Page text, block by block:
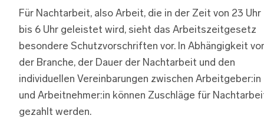
Für Nachtarbeit, also Arbeit, die in der Zeit von 23 Uhr
bis 6 Uhr geleistet wird, sieht das Arbeitszeitgesetz
besondere Schutzvorschriften vor. In Abhängigkeit
der Branche, der Dauer der Nachtarbeit und den
individuellen Vereinbarungen zwischen Arbeitgeber:in
und Arbeitnehmer:in können Zuschläge für
gezahlt werden.